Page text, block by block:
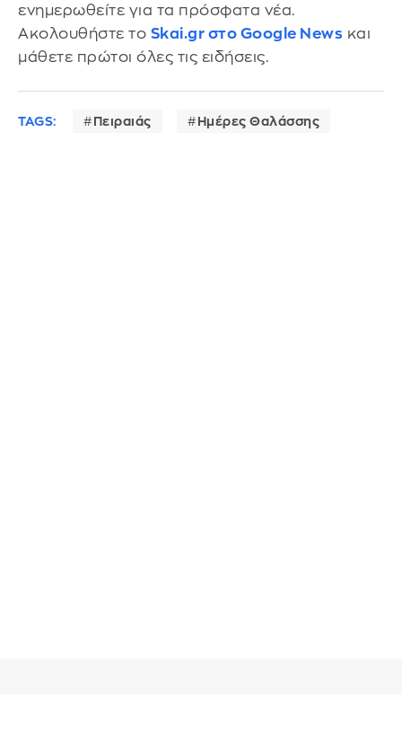
ενημερωθείτε για τα πρόσφατα νέα.
Ακολουθήστε το Skai.gr στο Google News και
μάθετε πρώτοι όλες τις ειδήσεις.
TAGS: Πειραιάς Ημέρες Θαλάσσης